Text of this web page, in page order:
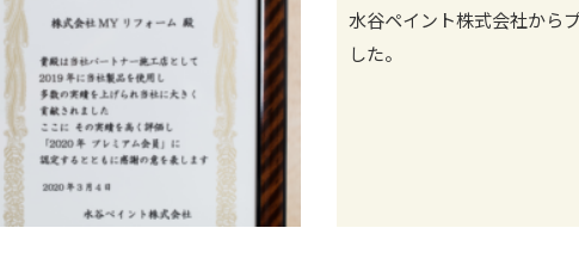
水谷ペイント株式会社から
した。